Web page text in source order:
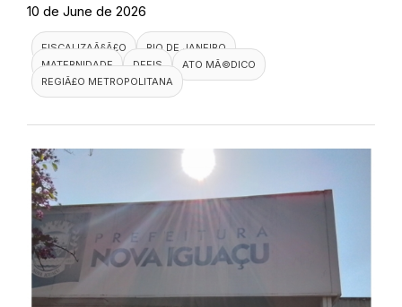
10 de June de 2026
FISCALIZAÃ§Ã£O
RIO DE JANEIRO
MATERNIDADE
DEFIS
ATO MÃ©DICO
REGIÃ£O METROPOLITANA